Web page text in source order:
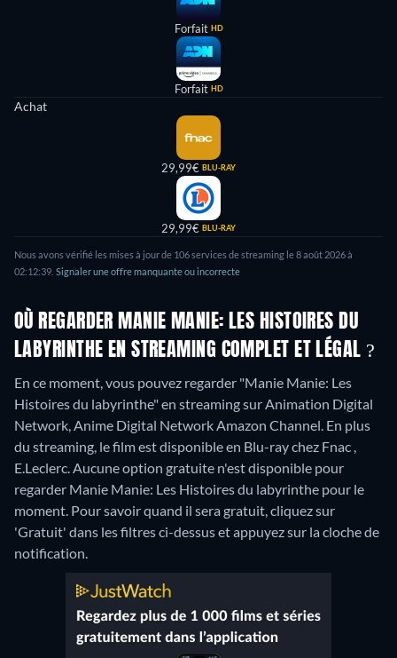
Forfait HD
Forfait HD
Achat
29,99€ BLU-RAY
29,99€ BLU-RAY
Nous avons vérifié les mises à jour de 106 services de streaming le 8 août 2026 à
02:12:39. Signaler une offre manquante ou incorrecte
OÙ REGARDER MANIE MANIE: LES HISTOIRES DU
LABYRINTHE EN STREAMING COMPLET ET LÉGAL ?
En ce moment, vous pouvez regarder "Manie Manie: Les
Histoires du labyrinthe" en streaming sur Animation Digital
Network, Anime Digital Network Amazon Channel. En plus
du streaming, le film est disponible en Blu-ray chez Fnac ,
E.Leclerc.Aucune option gratuite n'est disponible pour
regarder Manie Manie: Les Histoires du labyrinthe pour le
moment. Pour savoir quand il sera gratuit, cliquez sur
'Gratuit' dans les filtres ci-dessus et appuyez sur la cloche de
notification.